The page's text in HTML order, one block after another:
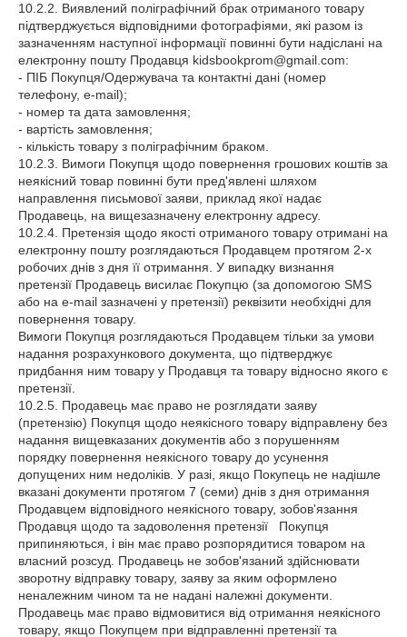
10.2.2. Виявлений поліграфічний брак отриманого товару
підтверджується відповідними фотографіями, які разом із
зазначенням наступної інформації повинні бути надіслані на
електронну пошту Продавця kidsbookprom@gmail.com:
- ПІБ Покупця/Одержувача та контактні дані (номер
телефону, e-mail);
- номер та дата замовлення;
- вартість замовлення;
- кількість товару з поліграфічним браком.
10.2.3. Вимоги Покупця щодо повернення грошових коштів за
неякісний товар повинні бути пред'явлені шляхом
направлення письмової заяви, приклад якої надає
Продавець, на вищезазначену електронну адресу.
10.2.4. Претензія щодо якості отриманого товару отримані на
електронну пошту розглядаються Продавцем протягом 2-х
робочих днів з дня її отримання. У випадку визнання
претензії Продавець висилає Покупцю (за допомогою SMS
або на e-mail зазначені у претензії) реквізити необхідні для
повернення товару.
Вимоги Покупця розглядаються Продавцем тільки за умови
надання розрахункового документа, що підтверджує
придбання ним товару у Продавця та товару відносно якого є
претензії.
10.2.5. Продавець має право не розглядати заяву
(претензію) Покупця щодо неякісного товару відправлену без
надання вищевказаних документів або з порушенням
порядку повернення неякісного товару до усунення
допущених ним недоліків. У разі, якщо Покупець не надішле
вказані документи протягом 7 (семи) днів з дня отримання
Продавцем відповідного неякісного товару, зобов'язання
Продавця щодо та задоволення претензії Покупця
припиняються, і він має право розпорядитися товаром на
власний розсуд. Продавець не зобов'язаний здійснювати
зворотну відправку товару, заяву за яким оформлено
неналежним чином та не надані належні документи.
Продавець має право відмовитися від отримання неякісного
товару, якщо Покупцем при відправленні претензії та